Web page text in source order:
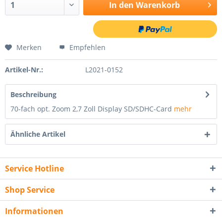
In den Warenkorb
Merken Empfehlen
Artikel-Nr.: L2021-0152
Beschreibung
70-fach opt. Zoom 2,7 Zoll Display SD/SDHC-Card mehr
Ähnliche Artikel
Service Hotline
Shop Service
Informationen